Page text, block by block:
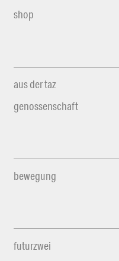
shop
aus der taz
genossenschaft
bewegung
futurzwei